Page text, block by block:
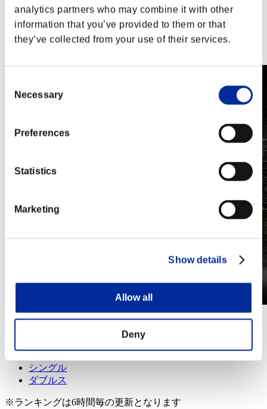
analytics partners who may combine it with other
information that you’ve provided to them or that
they’ve collected from your use of their services.
Selection
Necessary
Preferences
Statistics
Marketing
Show details
Allow all
Deny
PlayStation®3
Xbox One®
Xbox 360®
Steam
第479回 レベル制限チャレンジ
2019.12.03 15:00 (JST) - 2019.12.09 15:00 (JST)
シングル
ダブルス
※ランキングは6時間毎の更新となります